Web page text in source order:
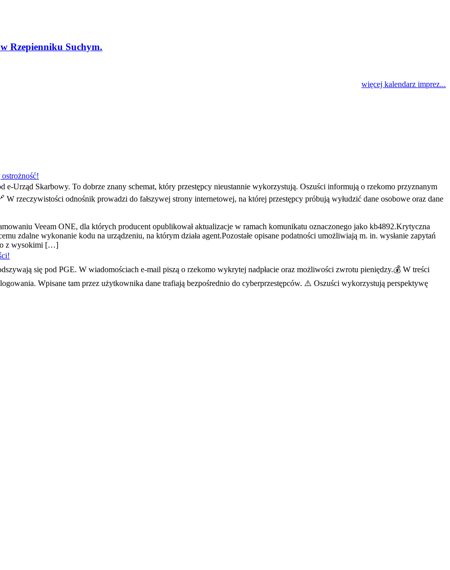
Rzepienniku Suchym.
więcej kalendarz imprez...
e-Urząd Skarbowy. To dobrze znany schemat, który przestępcy nieustannie wykorzystują. Oszuści informują o rzekomo przyznanym
rzeczywistości odnośnik prowadzi do fałszywej strony internetowej, na której przestępcy próbują wyłudzić dane osobowe oraz dane
Veeam ONE, dla których producent opublikował aktualizacje w ramach komunikatu oznaczonego jako kb4892.Krytyczna
zdalne wykonanie kodu na urządzeniu, na którym działa agent.Pozostałe opisane podatności umożliwiają m. in. wysłanie zapytań
z wysokimi […]
się pod PGE. W wiadomościach e-mail piszą o rzekomo wykrytej nadpłacie oraz możliwości zwrotu pieniędzy.💰 W treści
Wpisane tam przez użytkownika dane trafiają bezpośrednio do cyberprzestępców. ⚠️ Oszuści wykorzystują perspektywę